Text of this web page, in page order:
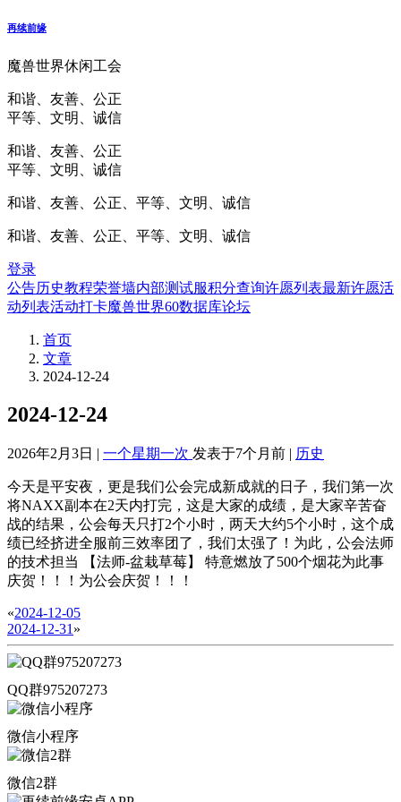
再续前缘
魔兽世界休闲工会
和谐、友善、公正
平等、文明、诚信
和谐、友善、公正
平等、文明、诚信
和谐、友善、公正、平等、文明、诚信
和谐、友善、公正、平等、文明、诚信
登录
公告历史教程荣誉墙内部测试服积分查询许愿列表最新许愿活
动列表活动打卡魔兽世界60数据库论坛
首页
文章
2024-12-24
2024-12-24
2026年2月3日 | 一个星期一次 发表于7个月前 | 历史
今天是平安夜，更是我们公会完成新成就的日子，我们第一次
将NAXX副本在2天内打完，这是大家的成绩，是大家辛苦奋
战的结果，公会每天只打2个小时，两天大约5个小时，这个成
绩已经挤进全服前三效率团了，我们太强了！为此，公会法师
的技术担当 【法师-盆栽草莓】 特意燃放了500个烟花为此事
庆贺！！！为公会庆贺！！！
«2024-12-05
2024-12-31 »
QQ群975207273
微信小程序
微信2群